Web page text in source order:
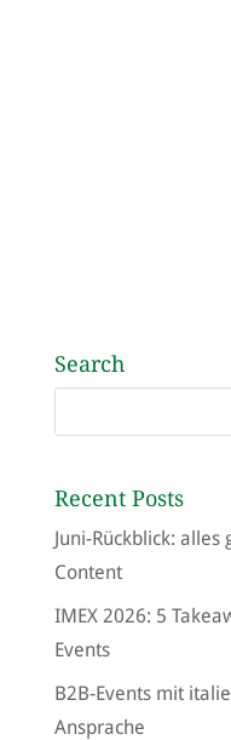
Search
Recent Posts
Juni-Rückblick:
Content
IMEX 2026: 5
Events
B2B-Events mit
Ansprache